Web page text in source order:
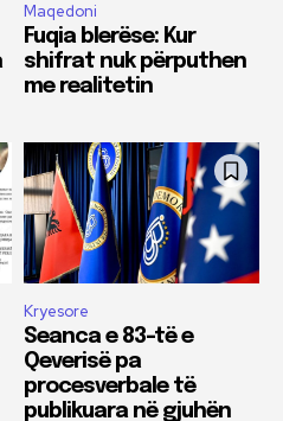
Maqedoni
Fuqia blerëse: Kur
shifrat nuk përputhen
me realitetin
Kryesore
Seanca e 83-të e
Qeverisë pa
procesverbale të
publikuara në gjuhën